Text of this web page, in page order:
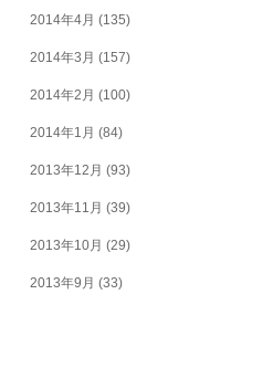
2014年4月 (135)
2014年3月 (157)
2014年2月 (100)
2014年1月 (84)
2013年12月 (93)
2013年11月 (39)
2013年10月 (29)
2013年9月 (33)